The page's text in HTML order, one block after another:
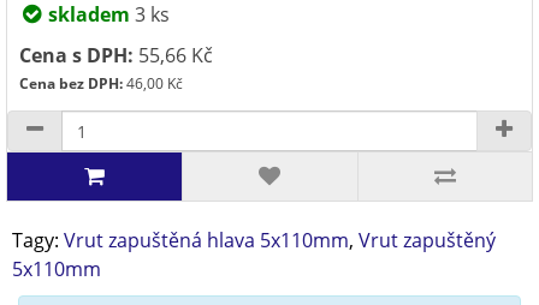
skladem 3 ks
Cena s DPH: 55,66 Kč
Cena bez DPH:46,00 Kč
Tagy: Vrut zapuštěná hlava 5x110mm, Vrut zapuštěný
5x110mm